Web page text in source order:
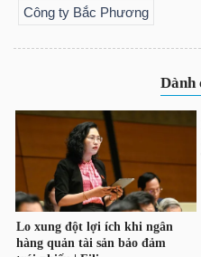
Công ty Bắc Phương
CHÍNH
CÔNG